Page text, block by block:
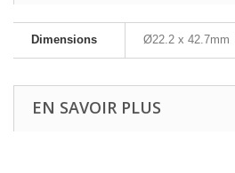
Dimensions Ø22.2 x 42.7mm
EN SAVOIR PLUS